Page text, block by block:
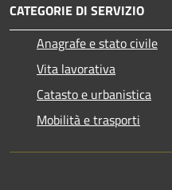
CATEGORIE DI SERVIZIO
Anagrafe e stato civile
Vita lavorativa
Catasto e urbanistica
Mobilità e trasporti